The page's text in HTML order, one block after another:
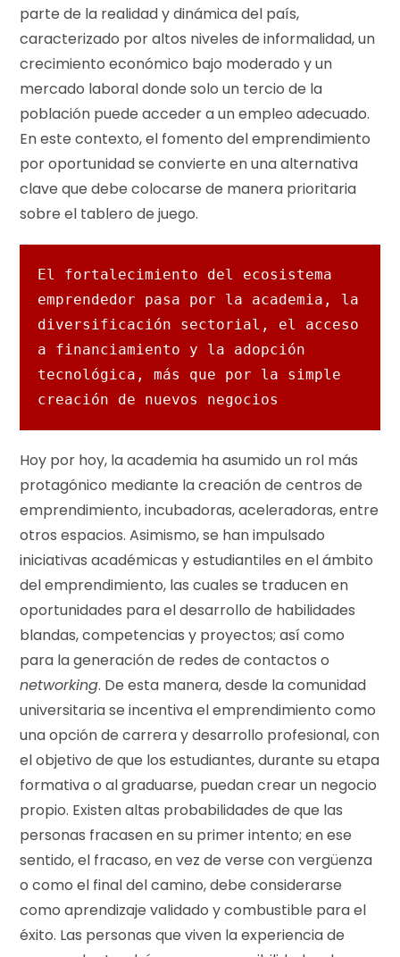
parte de la realidad y dinámica del país,
caracterizado por altos niveles de informalidad, un
crecimiento económico bajo moderado y un
mercado laboral donde solo un tercio de la
población puede acceder a un empleo adecuado.
En este contexto, el fomento del emprendimiento
por oportunidad se convierte en una alternativa
clave que debe colocarse de manera prioritaria
sobre el tablero de juego.
El fortalecimiento del ecosistema
emprendedor pasa por la academia, la
diversificación sectorial, el acceso
a financiamiento y la adopción
tecnológica, más que por la simple
creación de nuevos negocios
Hoy por hoy, la academia ha asumido un rol más
protagónico mediante la creación de centros de
emprendimiento, incubadoras, aceleradoras, entre
otros espacios. Asimismo, se han impulsado
iniciativas académicas y estudiantiles en el ámbito
del emprendimiento, las cuales se traducen en
oportunidades para el desarrollo de habilidades
blandas, competencias y proyectos; así como
para la generación de redes de contactos o
networking. De esta manera, desde la comunidad
universitaria se incentiva el emprendimiento como
una opción de carrera y desarrollo profesional, con
el objetivo de que los estudiantes, durante su etapa
formativa o al graduarse, puedan crear un negocio
propio. Existen altas probabilidades de que las
personas fracasen en su primer intento; en ese
sentido, el fracaso, en vez de verse con vergüenza
o como el final del camino, debe considerarse
como aprendizaje validado y combustible para el
éxito. Las personas que viven la experiencia de